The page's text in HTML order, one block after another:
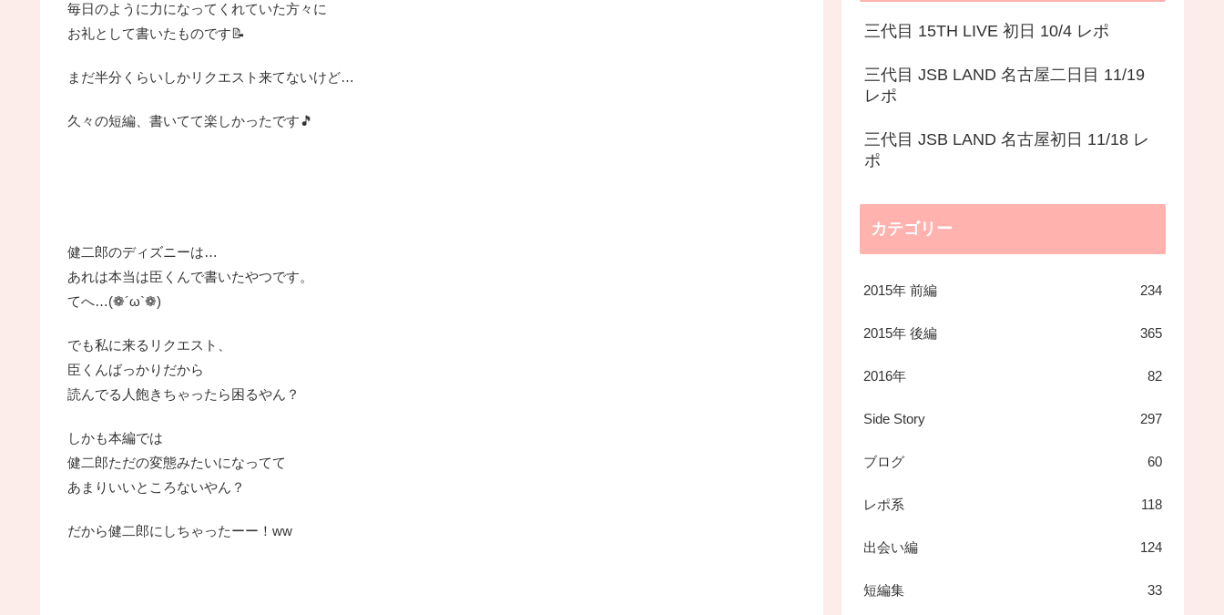
毎日のように力になってくれていた方々に
お礼として書いたものです📝
まだ半分くらいしかリクエスト来てないけど…
久々の短編、書いてて楽しかったです🎵
健二郎のディズニーは…
あれは本当は臣くんで書いたやつです。
てへ…(❁´ω`❁)
でも私に来るリクエスト、
臣くんばっかりだから
読んでる人飽きちゃったら困るやん？
しかも本編では
健二郎ただの変態みたいになってて
あまりいいところないやん？
だから健二郎にしちゃったーー！ww
三代目 15TH LIVE 初日 10/4 レポ
三代目 JSB LAND 名古屋二日目 11/19
レポ
三代目 JSB LAND 名古屋初日 11/18 レ
ポ
カテゴリー
2015年 前編 234
2015年 後編 365
2016年 82
Side Story 297
ブログ 60
レポ系 118
出会い編 124
短編集 33